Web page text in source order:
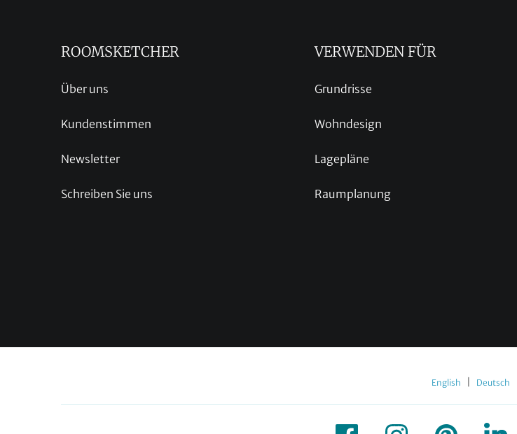
ROOMSKETCHER
Über uns
Kundenstimmen
Newsletter
Schreiben Sie uns
VERWENDEN FÜR
Grundrisse
Wohndesign
Lagepläne
Raumplanung
English Deutsch